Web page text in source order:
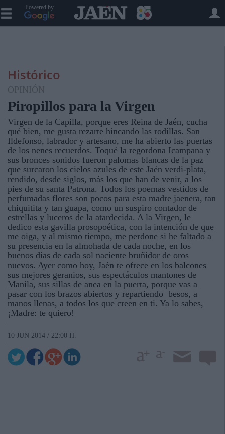
Powered by
Histórico
OPINIÓN
Piropillos para la Virgen
Virgen de la Capilla, porque eres Reina de Jaén, cucha
qué bien, me gusta rezarte hincando las rodillas. San
Ildefonso, labrador y artesano, me ha abierto las puertas
de los nenes recuerdos. Toqué la regordona Icampana y
sus bronces sonidos fueron palomas blancas de la paz
que surcaron los cielos azules de este Jaén verdi-plata,
rendido, desde siglos, más los que han de venir, a los
pies de su santa Patrona. Todos los poemas vestidos de
perfumadas flores son pocos para esta madre jaenera, tan
chiquitita y tan guapa, como un suspiro contador de
estrellas y luceros de la atardecida. A la Virgen, le
dedico esta gavilla prosopoética, con la intención de que
me oiga, y al mismo tiempo, me perdone si he faltado a
su presencia en la almohada de cada noche, en los
buenos días de cada sol naciente bruñidor de oros
nuevos. Ayer como hoy, Jaén te ofrece en los balcones
sus mejores geranios, sus espectáculos mantones de
Manila, sus sillas de anea en la puerta, porque vas a
pasar con los brazos abiertos y repartiendo besos, a
manos llenas, a todos los que creen en ti. Ya lo sabes,
¡Madre: te quiero!
10 JUN 2014 / 22:00 H.